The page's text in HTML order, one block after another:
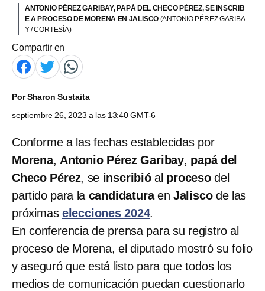
ANTONIO PÉREZ GARIBAY, PAPÁ DEL CHECO PÉREZ, SE INSCRIB
E A PROCESO DE MORENA EN JALISCO (ANTONIO PÉREZ GARIBA
Y / CORTESÍA)
Compartir en
PorSharon Sustaita
septiembre 26, 2023 a las 13:40 GMT-6
Conforme a las fechas establecidas por
Morena, Antonio Pérez Garibay, papá del
Checo Pérez, se inscribióal procesodel
partido para la candidaturaen Jaliscode las
próximas elecciones 2024.
En conferencia de prensa para su registro al
proceso de Morena, el diputado mostró su folio
y aseguró que está listo para que todos los
medios de comunicación puedan cuestionarlo